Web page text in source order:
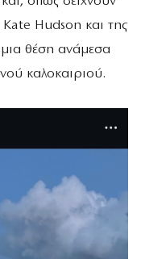
Kate Hudson και της
θέση ανάμεσα
καλοκαιριού.